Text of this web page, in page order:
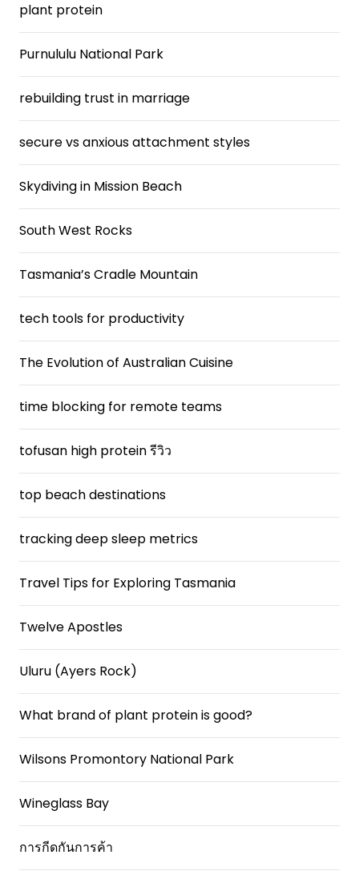
plant protein
Purnululu National Park
rebuilding trust in marriage
secure vs anxious attachment styles
Skydiving in Mission Beach
South West Rocks
Tasmania’s Cradle Mountain
tech tools for productivity
The Evolution of Australian Cuisine
time blocking for remote teams
tofusan high protein รีวิว
top beach destinations
tracking deep sleep metrics
Travel Tips for Exploring Tasmania
Twelve Apostles
Uluru (Ayers Rock)
What brand of plant protein is good?
Wilsons Promontory National Park
Wineglass Bay
การกีดกันการค้า